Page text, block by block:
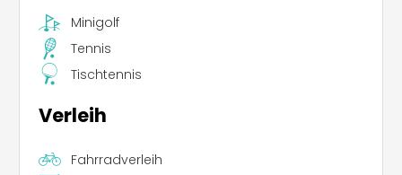
Minigolf
Tennis
Tischtennis
Verleih
Fahrradverleih